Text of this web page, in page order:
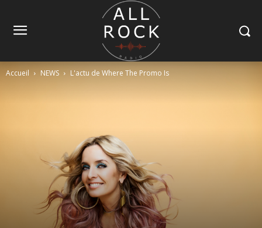
Accueil NEWS L'actu de Where The Promo Is